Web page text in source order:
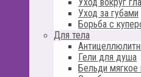
Уход за губами
Борьба с
Для тела
Гели для душа
Бельди